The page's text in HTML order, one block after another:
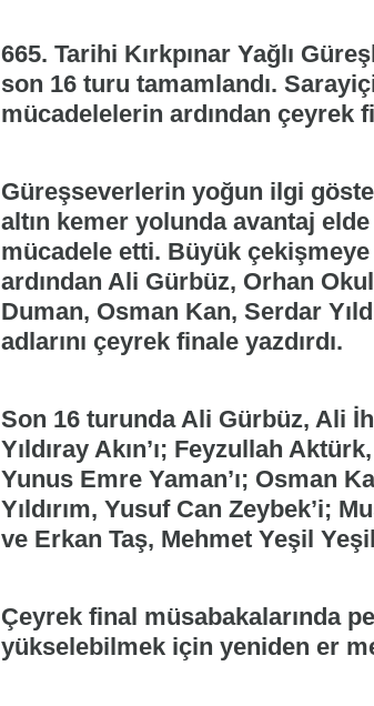
665. Tarihi Kırkpınar Yağlı
son 16 turu tamamlandı.
mücadelelerin ardından çeyrek
Güreşseverlerin yoğun ilgi
altın kemer yolunda avantaj
mücadele etti. Büyük çekişmeye
ardından Ali Gürbüz, Orhan
Duman, Osman Kan, Serdar
adlarını çeyrek finale yazdırdı.
Son 16 turunda Ali Gürbüz, Ali
Yıldıray Akın’ı; Feyzullah
Yunus Emre Yaman’ı; Osman
Yıldırım, Yusuf Can Zeybek’i;
ve Erkan Taş, Mehmet Yeşil
Çeyrek final müsabakalarında
yükselebilmek için yeniden er